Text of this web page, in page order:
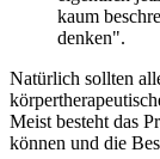
kaum
denken".
Natürlich sollten
Meist besteht das
können und die